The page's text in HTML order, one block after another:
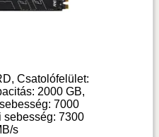
Csatolófelület:
2000 GB,
7000
sebesség: 7300
s